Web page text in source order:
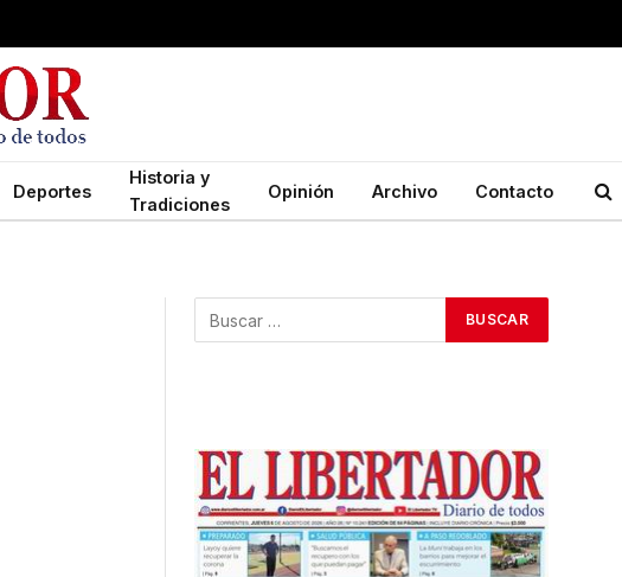
Deportes
Historia y
Tradiciones
Opinión Archivo Contacto